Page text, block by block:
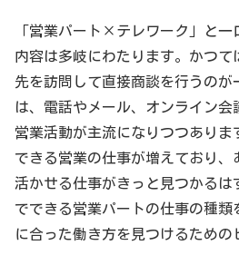
「営業パート×テレワーク」と一
内容は多岐にわたります。かつて
先を訪問して直接商談を行うのが
は、電話やメール、オンライン会
営業活動が主流になりつつありま
できる営業の仕事が増えており、
活かせる仕事がきっと見つかるは
でできる営業パートの仕事の種類
に合った働き方を見つけるための